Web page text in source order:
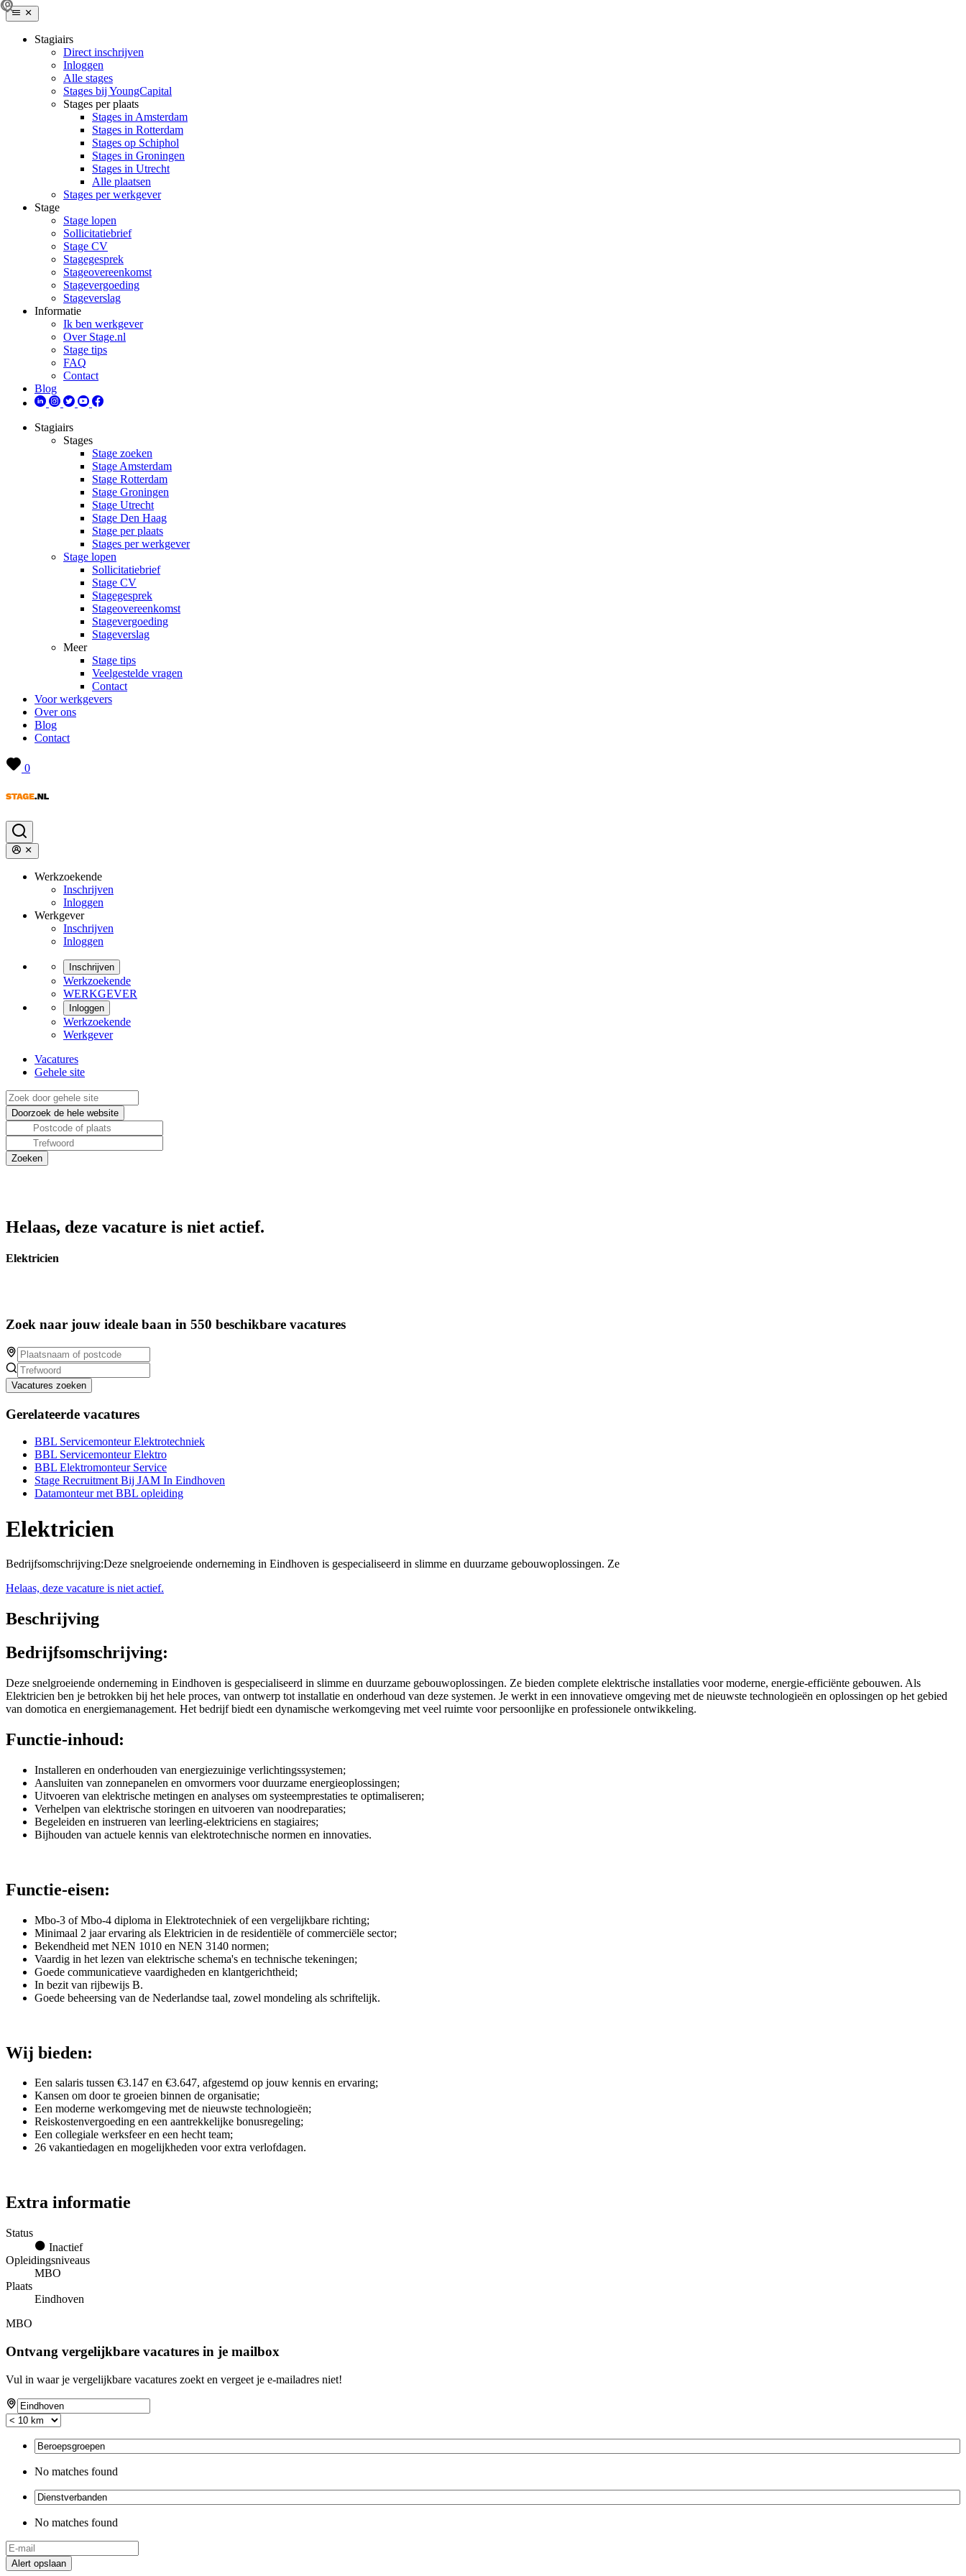
Stagiairs
Direct inschrijven
Inloggen
Alle stages
Stages bij YoungCapital
Stages per plaats
Stages in Amsterdam
Stages in Rotterdam
Stages op Schiphol
Stages in Groningen
Stages in Utrecht
Alle plaatsen
Stages per werkgever
Stage
Stage lopen
Sollicitatiebrief
Stage CV
Stagegesprek
Stageovereenkomst
Stagevergoeding
Stageverslag
Informatie
Ik ben werkgever
Over Stage.nl
Stage tips
FAQ
Contact
Blog
Stagiairs
Stages
Stage zoeken
Stage Amsterdam
Stage Rotterdam
Stage Groningen
Stage Utrecht
Stage Den Haag
Stage per plaats
Stages per werkgever
Stage lopen
Sollicitatiebrief
Stage CV
Stagegesprek
Stageovereenkomst
Stagevergoeding
Stageverslag
Meer
Stage tips
Veelgestelde vragen
Contact
Voor werkgevers
Over ons
Blog
Contact
0
Werkzoekende
Inschrijven
Inloggen
Werkgever
Inschrijven
Inloggen
Inschrijven
Werkzoekende
WERKGEVER
Inloggen
Werkzoekende
Werkgever
Vacatures
Gehele site
Helaas, deze vacature is niet actief.
Elektricien
Zoek naar jouw ideale baan in 550 beschikbare vacatures
Vacatures zoeken
Gerelateerde vacatures
BBL Servicemonteur Elektrotechniek
BBL Servicemonteur Elektro
BBL Elektromonteur Service
Stage Recruitment Bij JAM In Eindhoven
Datamonteur met BBL opleiding
Elektricien
Bedrijfsomschrijving:Deze snelgroeiende onderneming in Eindhoven is gespecialiseerd in slimme en duurzame gebouwoplossingen. Ze
Helaas, deze vacature is niet actief.
Beschrijving
Bedrijfsomschrijving:
Deze snelgroeiende onderneming in Eindhoven is gespecialiseerd in slimme en duurzame gebouwoplossingen. Ze bieden complete elektrische installaties voor moderne, energie-efficiënte gebouwen. Als
Elektricien ben je betrokken bij het hele proces, van ontwerp tot installatie en onderhoud van deze systemen. Je werkt in een innovatieve omgeving met de nieuwste technologieën en oplossingen op het gebied
van domotica en energiemanagement. Het bedrijf biedt een dynamische werkomgeving met veel ruimte voor persoonlijke en professionele ontwikkeling.
Functie-inhoud:
Installeren en onderhouden van energiezuinige verlichtingssystemen;
Aansluiten van zonnepanelen en omvormers voor duurzame energieoplossingen;
Uitvoeren van elektrische metingen en analyses om systeemprestaties te optimaliseren;
Verhelpen van elektrische storingen en uitvoeren van noodreparaties;
Begeleiden en instrueren van leerling-elektriciens en stagiaires;
Bijhouden van actuele kennis van elektrotechnische normen en innovaties.
Functie-eisen:
Mbo-3 of Mbo-4 diploma in Elektrotechniek of een vergelijkbare richting;
Minimaal 2 jaar ervaring als Elektricien in de residentiële of commerciële sector;
Bekendheid met NEN 1010 en NEN 3140 normen;
Vaardig in het lezen van elektrische schema's en technische tekeningen;
Goede communicatieve vaardigheden en klantgerichtheid;
In bezit van rijbewijs B.
Goede beheersing van de Nederlandse taal, zowel mondeling als schriftelijk.
Wij bieden:
Een salaris tussen €3.147 en €3.647, afgestemd op jouw kennis en ervaring;
Kansen om door te groeien binnen de organisatie;
Een moderne werkomgeving met de nieuwste technologieën;
Reiskostenvergoeding en een aantrekkelijke bonusregeling;
Een collegiale werksfeer en een hecht team;
26 vakantiedagen en mogelijkheden voor extra verlofdagen.
Extra informatie
Status
Inactief
Opleidingsniveaus
MBO
Plaats
Eindhoven
MBO
Ontvang vergelijkbare vacatures in je mailbox
Vul in waar je vergelijkbare vacatures zoekt en vergeet je e-mailadres niet!
No matches found
No matches found
Alert opslaan